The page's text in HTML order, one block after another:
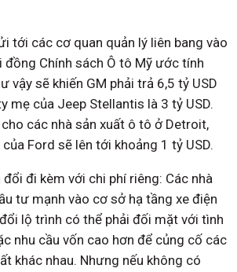
tới các cơ quan quản lý liên bang vào
đồng Chính sách Ô tô Mỹ ước tính
vậy sẽ khiến GM phải trả 6,5 tỷ USD
mẹ của Jeep Stellantis là 3 tỷ USD.
các nhà sản xuất ô tô ở Detroit,
Ford sẽ lên tới khoảng 1 tỷ USD.
đi kèm với chi phí riêng: Các nhà
tư mạnh vào cơ sở hạ tầng xe điện
lộ trình có thể phải đối mặt với tình
nhu cầu vốn cao hơn để củng cố các
khác nhau. Nhưng nếu không có